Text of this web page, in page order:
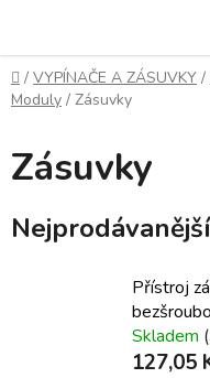
obsah
Domů
/ VYPÍNAČE A ZÁSUVKY /
Moduly / Zásuvky
Zásuvky
Nejprodávanější
Přístroj
Skladem
127,05